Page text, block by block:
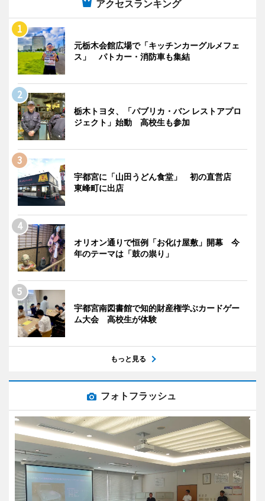
アクセスランキング
元栃木会館広場で「キッチンカーグルメフェ
ス」 パトカー・消防車も集結
栃木トヨタ、「パブリカ・バン レストアプロ
ジェクト」始動 高校生も参加
宇都宮に「山田うどん食堂」 初の直営店
東峰町に出店
オリオン通りで恒例「お化け屋敷」開幕 今
年のテーマは「鼓の祟り」
宇都宮南図書館で知的財産権学ぶカードゲー
ム大会 高校生が体験
もっと見る
フォトフラッシュ